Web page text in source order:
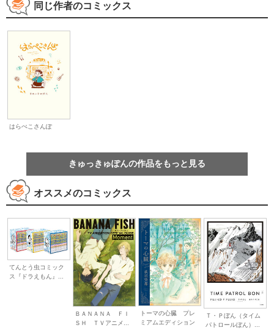
同じ作者のコミックス
はらぺこさんぽ
きゅっきゅぽんの作品をもっと見る
オススメのコミックス
てんとう虫コミック
ス『ドラえもん』...
ＢＡＮＡＮＡ ＦＩ
ＳＨ ＴＶアニメ...
トーマの心臓 プレ
ミアムエディション
Ｔ・Ｐぼん（タイム
パトロールぼん）...